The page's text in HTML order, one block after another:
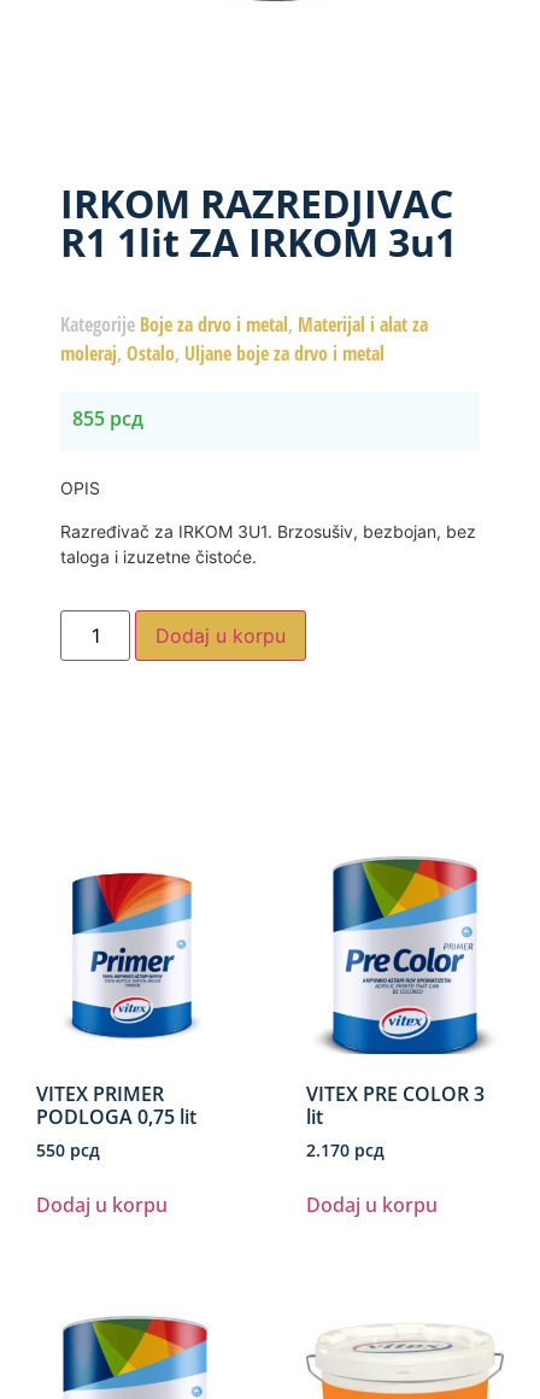
IRKOM RAZREDJIVAC
R1 1lit ZA IRKOM 3u1
Kategorije Boje za drvo i metal, Materijal i alat za
moleraj, Ostalo, Uljane boje za drvo i metal
855 рсд
OPIS
Razređivač za IRKOM 3U1. Brzosušiv, bezbojan, bez
taloga i izuzetne čistoće.
Dodaj u korpu
VITEX PRIMER
PODLOGA 0,75 lit
550 рсд
Dodaj u korpu
VITEX PRE COLOR 3
lit
2.170 рсд
Dodaj u korpu